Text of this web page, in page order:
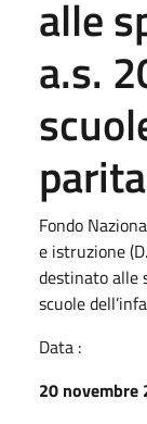
alle
a.s.
Fondo
e istruzione
destinato alle
scuole
Data :
20 novembre